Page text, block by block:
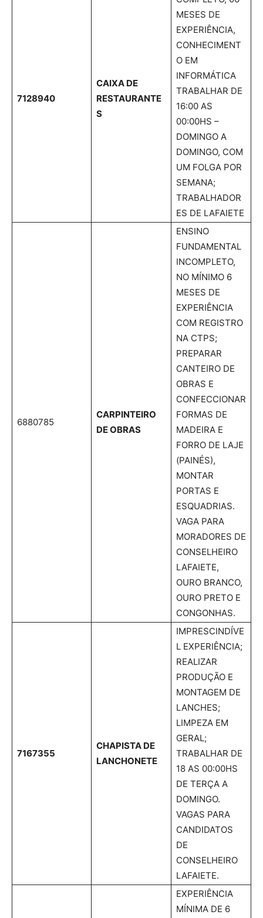
7128940
CAIXA DE
RESTAURANTE
S
MESES DE
EXPERIÊNCIA,
CONHECIMENT
O EM
INFORMÁTICA
TRABALHAR DE
16:00 AS
00:00HS –
DOMINGO A
DOMINGO, COM
UM FOLGA POR
SEMANA;
TRABALHADOR
ES DE LAFAIETE
6880785
CARPINTEIRO
DE OBRAS
ENSINO
FUNDAMENTAL
INCOMPLETO,
NO MÍNIMO 6
MESES DE
EXPERIÊNCIA
COM REGISTRO
NA CTPS;
PREPARAR
CANTEIRO DE
OBRAS E
CONFECCIONAR
FORMAS DE
MADEIRA E
FORRO DE LAJE
(PAINÉS),
MONTAR
PORTAS E
ESQUADRIAS.
VAGA PARA
MORADORES DE
CONSELHEIRO
LAFAIETE,
OURO BRANCO,
OURO PRETO E
CONGONHAS.
7167355
CHAPISTA DE
LANCHONETE
IMPRESCINDÍVE
L EXPERIÊNCIA;
REALIZAR
PRODUÇÃO E
MONTAGEM DE
LANCHES;
LIMPEZA EM
GERAL;
TRABALHAR DE
18 AS 00:00HS
DE TERÇA A
DOMINGO.
VAGAS PARA
CANDIDATOS
DE
CONSELHEIRO
LAFAIETE.
EXPERIÊNCIA
MÍNIMA DE 6